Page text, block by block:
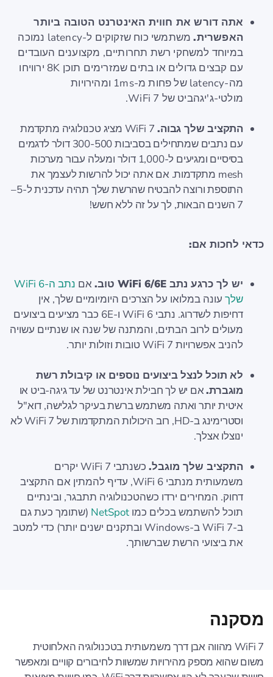
אתה דורש את חווית האינטרנט הטובה ביותר
האפשרית.
משתמשי כוח שזקוקים ל-latency נמוכה
במיוחד למשחקי רשת תחרותיים, מקצוענים העובדים
עם קבצים גדולים או בתים שמזרימים תוכן 8K ירוויחו
מה-latency של פחות מ-1ms ומהירויות
מולטי-ג'יגהביט של WiFi 7.
התקציב שלך גבוה.
WiFi 7 מציג טכנולוגיה מתקדמת
עם נתבים שמתחילים בסביבות 300-500 דולר לדגמים
בסיסיים ומגיעים ל-1,000 דולר ומעלה עבור מערכות
mesh מתקדמות. אם אתה יכול להרשות לעצמך את
התוספת ורוצה להבטיח שהרשת שלך תהיה עדכנית ל-5–
7 השנים הבאות, לך על זה ללא חשש!
כדאי לחכות אם:
יש לך כרגע נתב WiFi 6/6E טוב. אם
נתב ה-WiFi 6
שלך עונה במלואו על הצרכים היומיומיים שלך, אין
דחיפות לשדרוג. נתבי WiFi 6 ו-6E כבר מציעים ביצועים
מעולים לרוב הבתים, והמתנה של שנה או שנתיים עשויה
להניב אפשרויות WiFi 7 טובות וזולות יותר.
לא תוכל לנצל ביצועים נוספים או קיבולת רשת
מוגברת.אם יש לך חבילת אינטרנט של עד גיגה-ביט או
איטית יותר ואתה משתמש ברשת בעיקר לגלישה, דוא"ל
וסטרימינג ב-HD, רוב היכולות המתקדמות של WiFi 7 לא
ינוצלו אצלך.
התקציב שלך מוגבל.
כשנתבי WiFi 7 יקרים
משמעותית מנתבי WiFi 6, עדיף להמתין אם התקציב
דחוק. המחירים ירדו כשהטכנולוגיה תתבגר, ובינתיים
תוכל להשתמש בכלים כמו NetSpot (שתומך כעת גם
ב-WiFi 7 ב-Windows ובתקנים ישנים יותר) כדי למטב
את ביצועי הרשת שברשותך.
מסקנה
WiFi 7 מהווה אבן דרך משמעותית בטכנולוגיה האלחוטית
משום שהוא מספק מהירויות שמשוות לחיבורים קוויים ומאפשר